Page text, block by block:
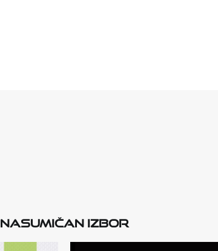
Nasumičan izbor